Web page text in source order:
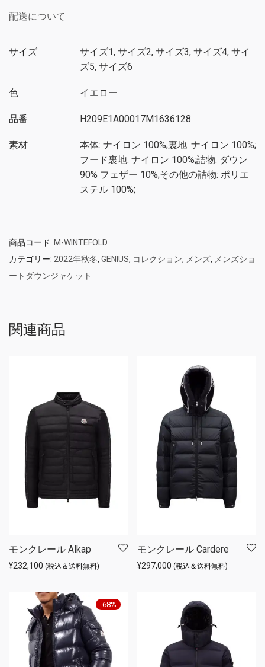
配送について
サイズ
サイズ1, サイズ2, サイズ3, サイズ4, サイ
ズ5, サイズ6
色 イエロー
品番 H209E1A00017M1636128
素材
本体: ナイロン 100%;裏地: ナイロン 100%;
フード裏地: ナイロン 100%;詰物: ダウン
90% フェザー 10%;その他の詰物: ポリエ
ステル 100%;
商品コード: M-WINTEFOLD
カテゴリー: 2022年秋冬, GENIUS, コレクション, メンズ, メンズショ
ートダウンジャケット
関連商品
モンクレール Alkap
¥232,100 (税込＆送料無料)
モンクレール Cardere
¥297,000 (税込＆送料無料)
-68%